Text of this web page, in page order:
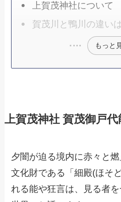
上賀茂神社について
賀茂川と鴨川の違い
もっと
上賀茂神社 賀茂御戸代
夕闇が迫る境内に赤々と
文化財である「細殿(ほそ
れる能や狂言は、見る者